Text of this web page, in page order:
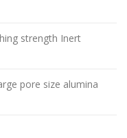
strength Inert
pore size alumina